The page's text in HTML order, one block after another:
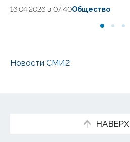
16.04.2026 в 07:40Общество
Новости СМИ2
НАВЕРХ